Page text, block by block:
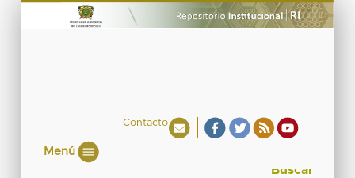
Contacto
Menú
Buscar